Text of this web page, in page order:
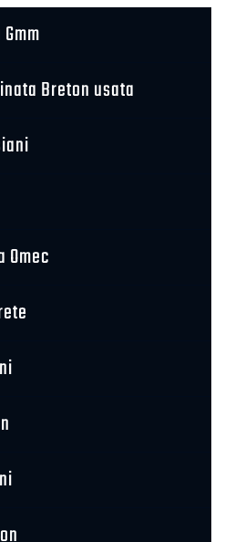
Breton usata
Omec